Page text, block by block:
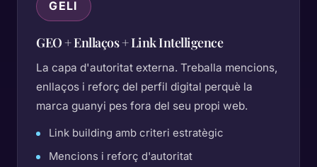
GELI
GEO + Enllaços + Link Intelligence
La capa d'autoritat externa. Treballa mencions,
enllaços i reforç del perfil digital perquè la
marca guanyi pes fora del seu propi web.
Link building amb criteri estratègic
Mencions i reforç d'autoritat